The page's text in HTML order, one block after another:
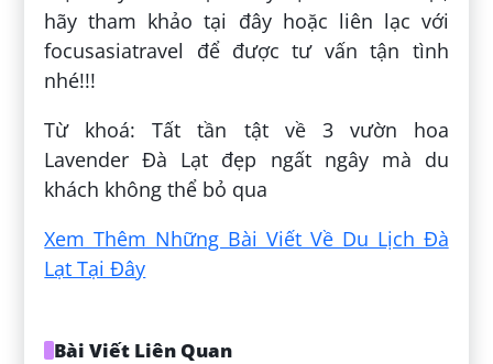
hãy tham khảo tại đây hoặc liên lạc với
focusasiatravel để được tư vấn tận tình
nhé!!!
Từ khoá: Tất tần tật về 3 vườn hoa
Lavender Đà Lạt đẹp ngất ngây mà du
khách không thể bỏ qua
Xem Thêm Những Bài Viết Về Du Lịch Đà
Lạt Tại Đây
Bài Viết Liên Quan